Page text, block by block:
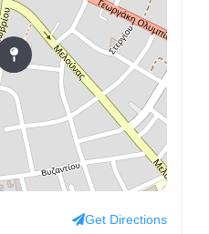
Get Directions